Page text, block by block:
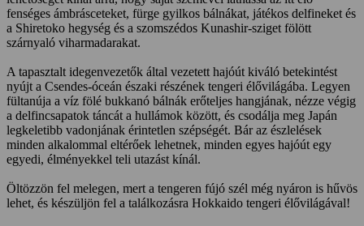
fenséges ámbrásceteket, fürge gyilkos bálnákat, játékos delfineket és
a Shiretoko hegység és a szomszédos Kunashir-sziget fölött
szárnyaló viharmadarakat.
A tapasztalt idegenvezetők által vezetett hajóút kiváló betekintést
nyújt a Csendes-óceán északi részének tengeri élővilágába. Legyen
fültanúja a víz fölé bukkanó bálnák erőteljes hangjának, nézze végig
a delfincsapatok táncát a hullámok között, és csodálja meg Japán
legkeletibb vadonjának érintetlen szépségét. Bár az észlelések
minden alkalommal eltérőek lehetnek, minden egyes hajóút egy
egyedi, élményekkel teli utazást kínál.
Öltözzön fel melegen, mert a tengeren fújó szél még nyáron is hűvös
lehet, és készüljön fel a találkozásra Hokkaido tengeri élővilágával!